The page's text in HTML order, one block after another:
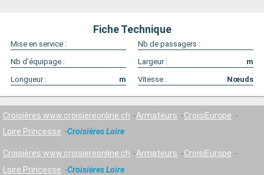
Fiche Technique
Mise en service :
Nb de passagers :
Nb d'équipage :
Largeur :
m
Longueur :
m Vitesse : Nœuds
Croisières www.croisiereonline.ch Armateurs
CroisiEurope
Loire Princesse
Croisières Loire
Croisières www.croisiereonline.ch Armateurs
CroisiEurope
Loire Princesse
Croisières Loire